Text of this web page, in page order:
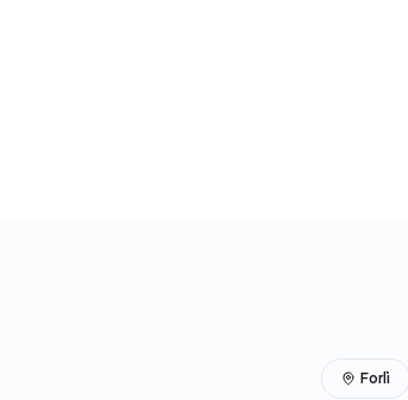
Forlì